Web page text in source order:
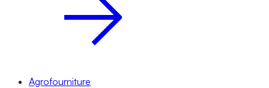
Agrofourniture